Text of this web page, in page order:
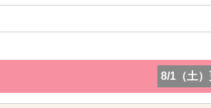
8/1（土